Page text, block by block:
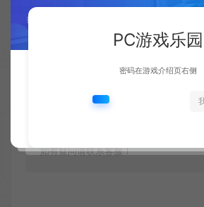
如有疑问请联系客服！
PC游戏乐园
密码在游戏介绍页右侧